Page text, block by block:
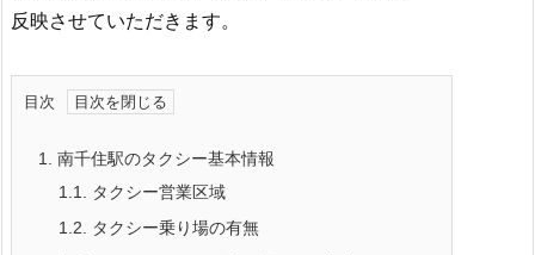
反映させていただきます。
目次
1.
南千住駅のタクシー基本情報
1.1.
タクシー営業区域
1.2.
タクシー乗り場の有無